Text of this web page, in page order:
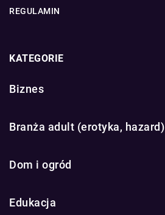
REGULAMIN
KATEGORIE
Biznes
Branża adult (erotyka, hazard)
Dom i ogród
Edukacja